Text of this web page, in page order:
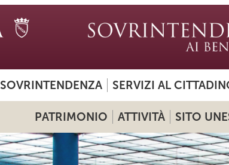
SOVRINTENDENZA SERVIZI AL
PATRIMONIO ATTIVITÀ SITO